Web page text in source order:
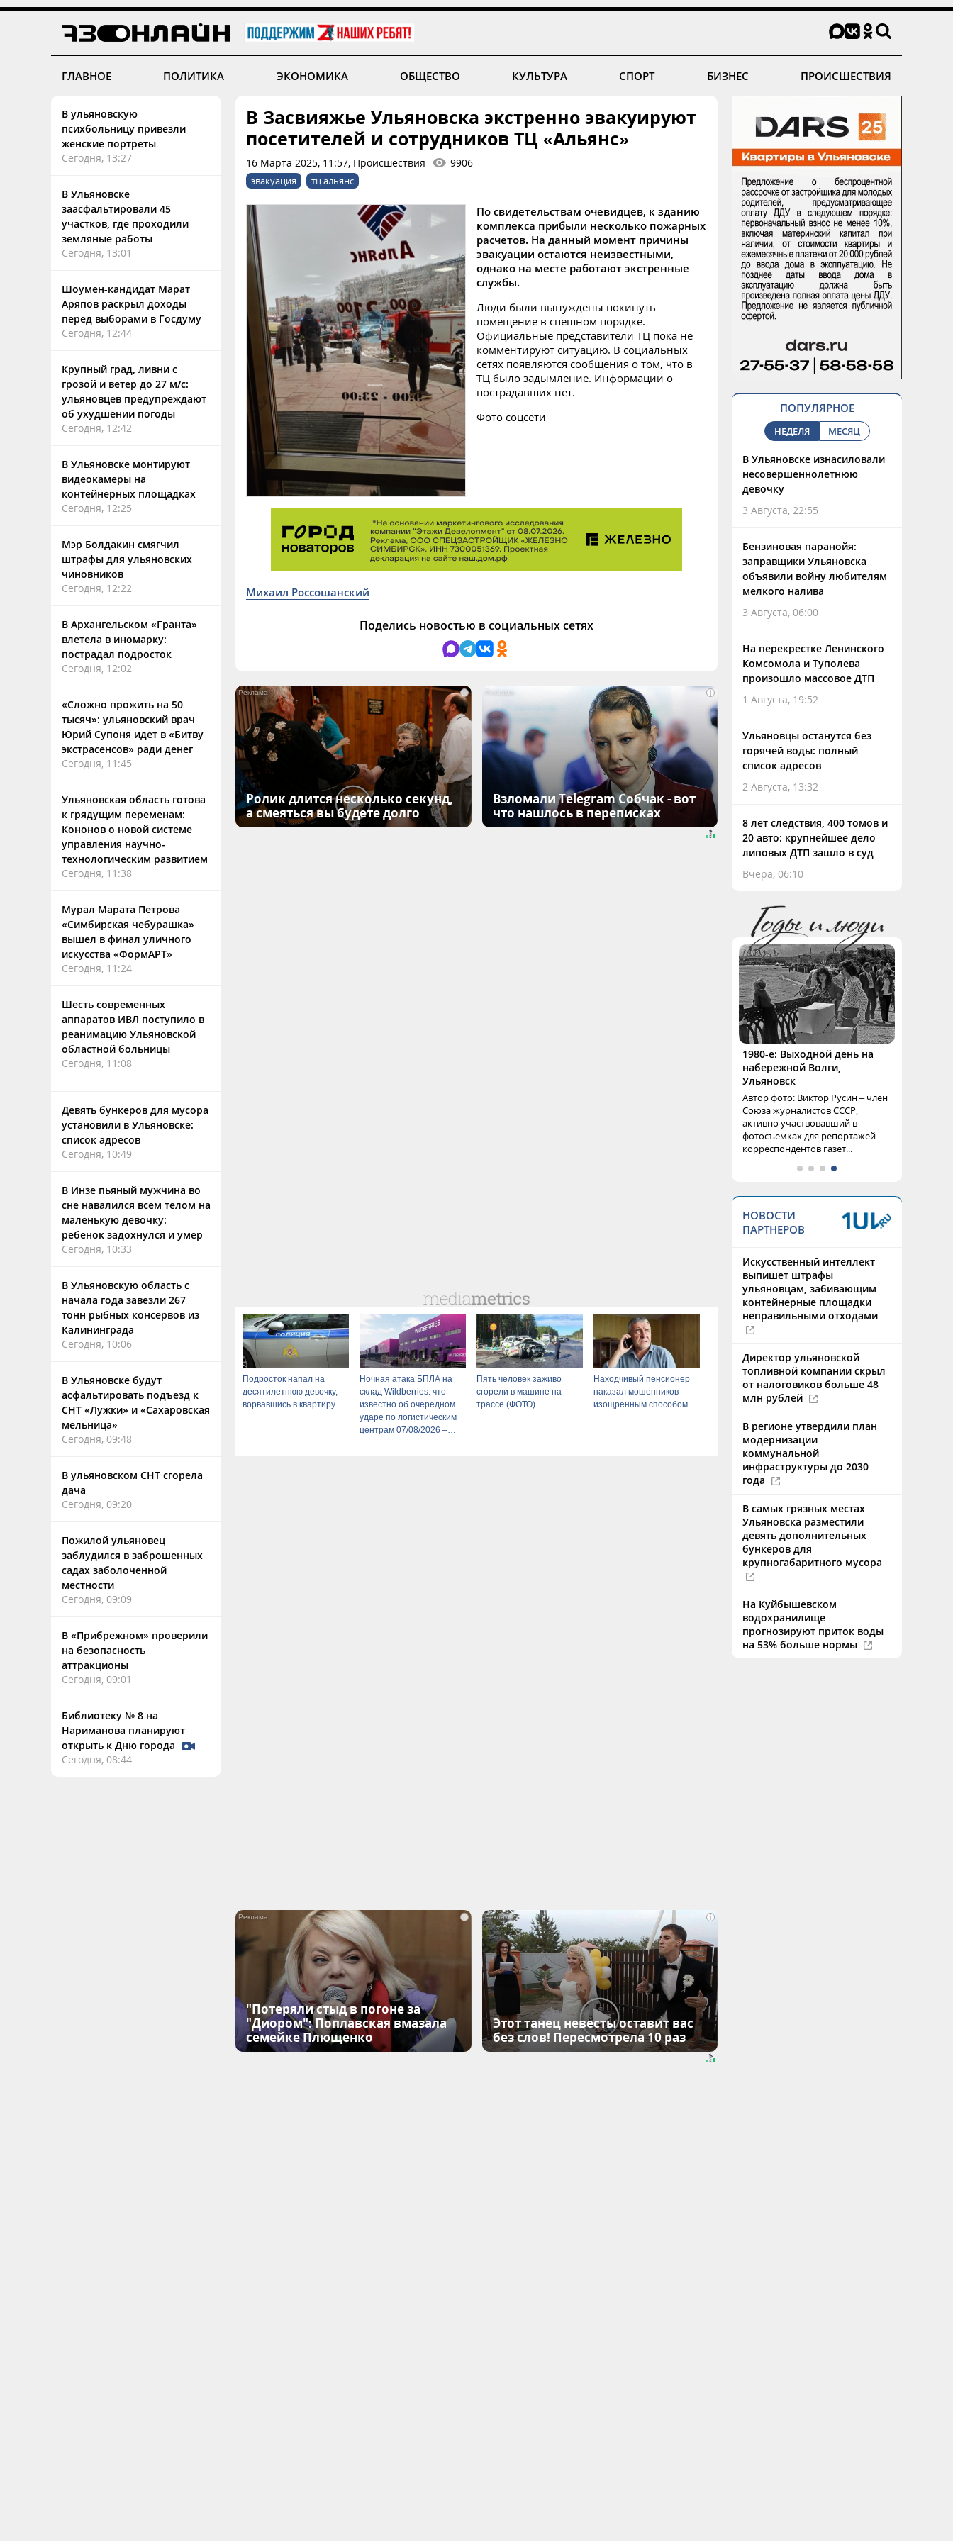
ГЛАВНОЕ ПОЛИТИКА ЭКОНОМИКА ОБЩЕСТВО КУЛЬТУРА СПОРТ БИЗНЕС ПРОИСШЕСТВИЯ
В ульяновскую
психбольницу привезли
женские портреты
Сегодня, 13:27
В Ульяновске
заасфальтировали 45
участков, где проходили
земляные работы
Сегодня, 13:01
Шоумен-кандидат Марат
Аряпов раскрыл доходы
перед выборами в Госдуму
Сегодня, 12:44
Крупный град, ливни с
грозой и ветер до 27 м/с:
ульяновцев предупреждают
об ухудшении погоды
Сегодня, 12:42
В Ульяновске монтируют
видеокамеры на
контейнерных площадках
Сегодня, 12:25
Мэр Болдакин смягчил
штрафы для ульяновских
чиновников
Сегодня, 12:22
В Архангельском «Гранта»
влетела в иномарку:
пострадал подросток
Сегодня, 12:02
«Сложно прожить на 50
тысяч»: ульяновский врач
Юрий Супоня идет в «Битву
экстрасенсов» ради денег
Сегодня, 11:45
Ульяновская область готова
к грядущим переменам:
Кононов о новой системе
управления научно-
технологическим развитием
Сегодня, 11:38
Мурал Марата Петрова
«Симбирская чебурашка»
вышел в финал уличного
искусства «ФормАРТ»
Сегодня, 11:24
Шесть современных
аппаратов ИВЛ поступило в
реанимацию Ульяновской
областной больницы
Сегодня, 11:08
Девять бункеров для мусора
установили в Ульяновске:
список адресов
Сегодня, 10:49
В Инзе пьяный мужчина во
сне навалился всем телом на
маленькую девочку:
ребенок задохнулся и умер
Сегодня, 10:33
В Ульяновскую область с
начала года завезли 267
тонн рыбных консервов из
Калининграда
Сегодня, 10:06
В Ульяновске будут
асфальтировать подъезд к
СНТ «Лужки» и «Сахаровская
мельница»
Сегодня, 09:48
В ульяновском СНТ сгорела
дача
Сегодня, 09:20
Пожилой ульяновец
заблудился в заброшенных
садах заболоченной
местности
Сегодня, 09:09
В «Прибрежном» проверили
на безопасность
аттракционы
Сегодня, 09:01
Библиотеку № 8 на
Нариманова планируют
открыть к Дню города
Сегодня, 08:44
В Засвияжье Ульяновска экстренно эвакуируют
посетителей и сотрудников ТЦ «Альянс»
16 Марта 2025, 11:57, Происшествия 9906
эвакуация тц альянс
По свидетельствам очевидцев, к зданию
комплекса прибыли несколько пожарных
расчетов. На данный момент причины
эвакуации остаются неизвестными,
однако на месте работают экстренные
службы.
Люди были вынуждены покинуть
помещение в спешном порядке.
Официальные представители ТЦ пока не
комментируют ситуацию. В социальных
сетях появляются сообщения о том, что в
ТЦ было задымление. Информации о
пострадавших нет.
Фото соцсети
Михаил Россошанский
Поделись новостью в социальных сетях
i
Ролик длится несколько секунд,
а смеяться вы будете долго
i
Взломали Telegram Собчак - вот
что нашлось в переписках
Подросток напал на
десятилетнюю девочку,
ворвавшись в квартиру
Ночная атака БПЛА на
склад Wildberries: что
известно об очередном
ударе по логистическим
центрам 07/08/2026 –
Пять человек заживо
сгорели в машине на
трассе (ФОТО)
Находчивый пенсионер
наказал мошенников
изощренным способом
i
"Потеряли стыд в погоне за
"Диором": Поплавская вмазала
семейке Плющенко
i
Этот танец невесты оставит вас
без слов! Пересмотрела 10 раз
ПОПУЛЯРНОЕ
НЕДЕЛЯ МЕСЯЦ
В Ульяновске изнасиловали
несовершеннолетнюю
девочку
3 Августа, 22:55
Бензиновая паранойя:
заправщики Ульяновска
объявили войну любителям
мелкого налива
3 Августа, 06:00
На перекрестке Ленинского
Комсомола и Туполева
произошло массовое ДТП
1 Августа, 19:52
Ульяновцы останутся без
горячей воды: полный
список адресов
2 Августа, 13:32
8 лет следствия, 400 томов и
20 авто: крупнейшее дело
липовых ДТП зашло в суд
Вчера, 06:10
1980-е: Выходной день на
набережной Волги,
Ульяновск
Автор фото: Виктор Русин – член
Союза журналистов СССР,
активно участвовавший в
фотосъемках для репортажей
корреспондентов газет...
НОВОСТИ
ПАРТНЕРОВ
Искусственный интеллект
выпишет штрафы
ульяновцам, забивающим
контейнерные площадки
неправильными отходами
Директор ульяновской
топливной компании скрыл
от налоговиков больше 48
млн рублей
В регионе утвердили план
модернизации
коммунальной
инфраструктуры до 2030
года
В самых грязных местах
Ульяновска разместили
девять дополнительных
бункеров для
крупногабаритного мусора
На Куйбышевском
водохранилище
прогнозируют приток воды
на 53% больше нормы